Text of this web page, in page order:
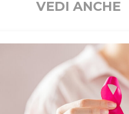
VEDI ANCHE